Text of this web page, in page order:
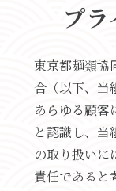
プ
東京都麺類協
合（以下、当
あらゆる顧客
と認識し、
の取り扱いに
責任であると